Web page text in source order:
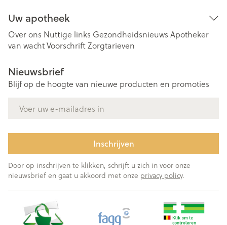
Uw apotheek
Over ons Nuttige links Gezondheidsnieuws Apotheker
van wachtVoorschriftZorgtarieven
Nieuwsbrief
Blijf op de hoogte van nieuwe producten en promoties
Inschrijven
Door op inschrijven te klikken, schrijft u zich in voor onze
nieuwsbrief en gaat u akkoord met onze privacy policy.